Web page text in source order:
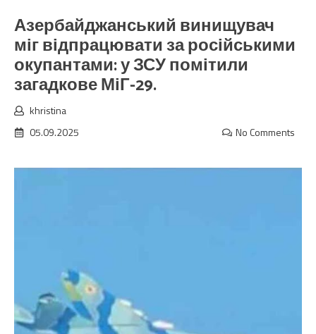
Азербайджанський винищувач
міг відпрацювати за російськими
окупантами: у ЗСУ помітили
загадкове МіГ-29.
khristina
05.09.2025
No Comments